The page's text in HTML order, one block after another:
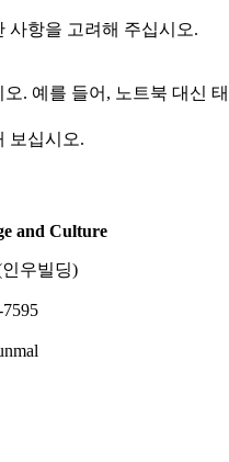
사항을 고려해 주십시오.
. 예를 들어, 노트북 대신 태
보십시오.
and Culture
우빌딩)